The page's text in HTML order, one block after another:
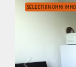
SÉLECTION OMMI IMMO